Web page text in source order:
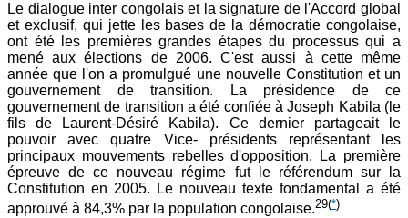
Le dialogue inter congolais et la signature de l'Accord global
et exclusif, qui jette les bases de la démocratie congolaise,
ont été les premières grandes étapes du processus qui a
mené aux élections de 2006. C'est aussi à cette même
année que l'on a promulgué une nouvelle Constitution et un
gouvernement de transition. La présidence de ce
gouvernement de transition a été confiée à Joseph Kabila (le
fils de Laurent-Désiré Kabila). Ce dernier partageait le
pouvoir avec quatre Vice- présidents représentant les
principaux mouvements rebelles d'opposition. La première
épreuve de ce nouveau régime fut le référendum sur la
Constitution en 2005. Le nouveau texte fondamental a été
approuvé à 84,3% par la population congolaise.29(*)